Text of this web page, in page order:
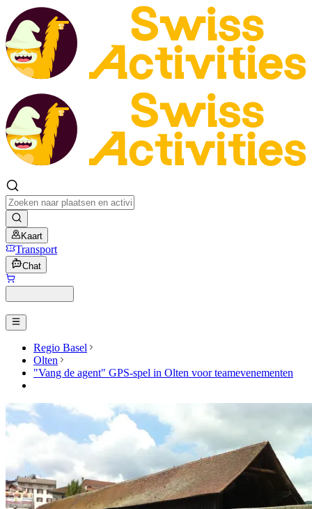
Kaart
Transport
Chat
Regio Basel
Olten
"Vang de agent" GPS-spel in Olten voor teamevenementen